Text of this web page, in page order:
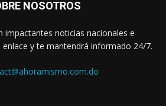
NOSOTROS
impactantes noticias nacionales e
y te mantendrá informado 24/7.